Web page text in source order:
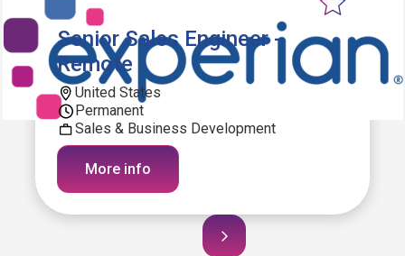
Senior Sales Engineer -
Remote
United States
Permanent
Sales & Business Development
More info